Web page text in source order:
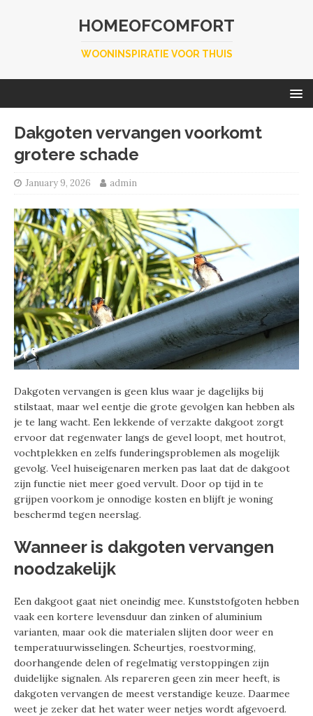
HOMEOFCOMFORT
WOONINSPIRATIE VOOR THUIS
Dakgoten vervangen voorkomt
grotere schade
January 9, 2026 admin
Dakgoten vervangen is geen klus waar je dagelijks bij
stilstaat, maar wel eentje die grote gevolgen kan hebben als
je te lang wacht. Een lekkende of verzakte dakgoot zorgt
ervoor dat regenwater langs de gevel loopt, met houtrot,
vochtplekken en zelfs funderingsproblemen als mogelijk
gevolg. Veel huiseigenaren merken pas laat dat de dakgoot
zijn functie niet meer goed vervult. Door op tijd in te
grijpen voorkom je onnodige kosten en blijft je woning
beschermd tegen neerslag.
Wanneer is dakgoten vervangen
noodzakelijk
Een dakgoot gaat niet oneindig mee. Kunststofgoten hebben
vaak een kortere levensduur dan zinken of aluminium
varianten, maar ook die materialen slijten door weer en
temperatuurwisselingen. Scheurtjes, roestvorming,
doorhangende delen of regelmatig verstoppingen zijn
duidelijke signalen. Als repareren geen zin meer heeft, is
dakgoten vervangen de meest verstandige keuze. Daarmee
weet je zeker dat het water weer netjes wordt afgevoerd.